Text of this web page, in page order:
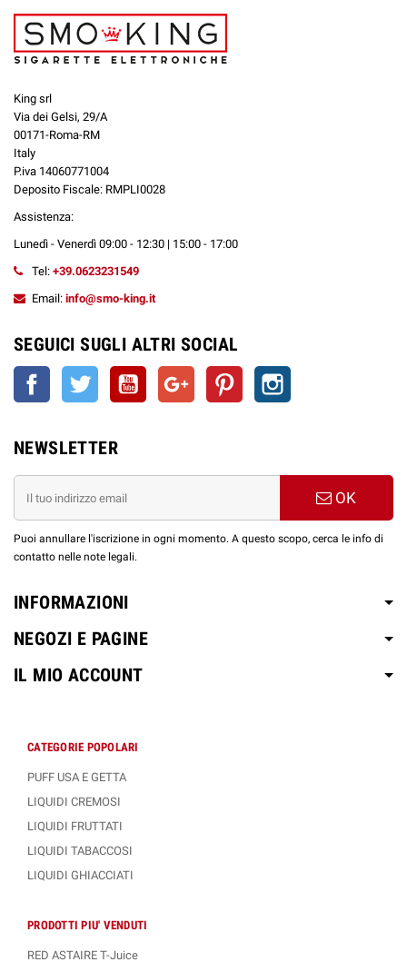
King srl
Via dei Gelsi, 29/A
00171-Roma-RM
Italy
P.iva 14060771004
Deposito Fiscale: RMPLI0028
Assistenza:
Lunedì - Venerdì 09:00 - 12:30 | 15:00 - 17:00
Tel: +39.0623231549
Email: info@smo-king.it
SEGUICI SUGLI ALTRI SOCIAL
Facebook Twitter YouTube Google+ Pinterest
NEWSLETTER
OK
Puoi annullare l'iscrizione in ogni momento. A questo scopo, cerca le info di
contatto nelle note legali.
INFORMAZIONI
NEGOZI E PAGINE
IL MIO ACCOUNT
CATEGORIE POPOLARI
PUFF USA E GETTA
LIQUIDI CREMOSI
LIQUIDI FRUTTATI
LIQUIDI TABACCOSI
LIQUIDI GHIACCIATI
PRODOTTI PIU' VENDUTI
RED ASTAIRE T-Juice